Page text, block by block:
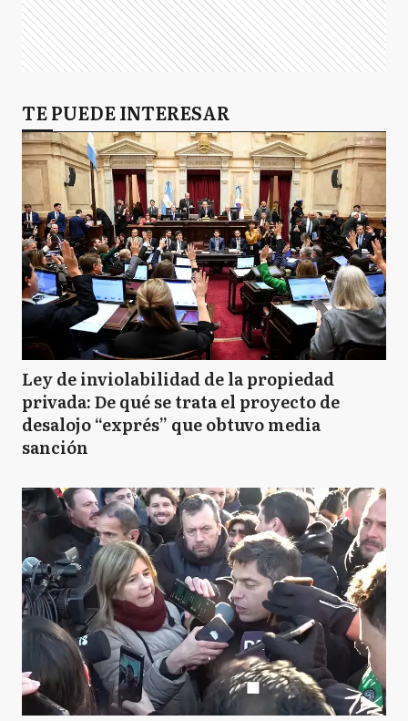
TE PUEDE INTERESAR
Ley de inviolabilidad de la propiedad
privada: De qué se trata el proyecto de
desalojo “exprés” que obtuvo media
sanción